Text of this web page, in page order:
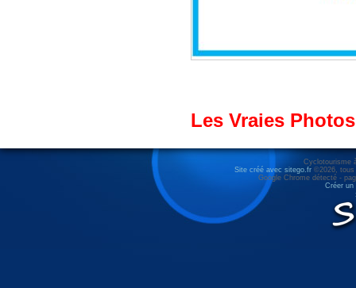
Les Vraies Photos
Cyclotourisme
Site créé avec sitego.fr ©2026, tous
Google Chrome détecté -
Créer un